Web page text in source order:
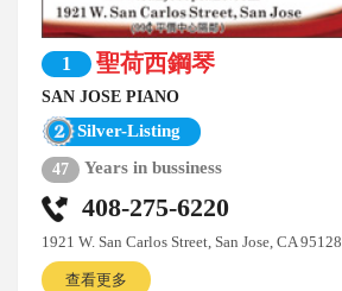
1 聖荷西鋼琴
SAN JOSE PIANO
Silver-Listing
47 Years in bussiness
408-275-6220
1921 W. San Carlos Street, San Jose, CA 95128
查看更多